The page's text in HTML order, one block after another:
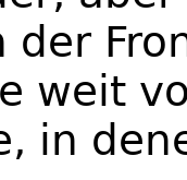
der
weit
in